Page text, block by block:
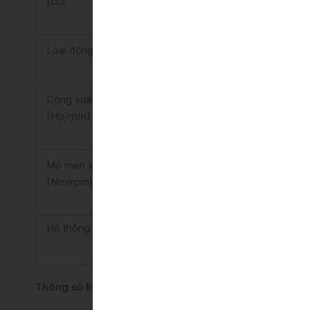
Loại động cơ
Công suất tối đa
(Hp/rpm)
Mô men xoắn tối đa
(Nm/rpm)
Hệ thống treo
Thông số kỹ thuật trang bị an toàn: